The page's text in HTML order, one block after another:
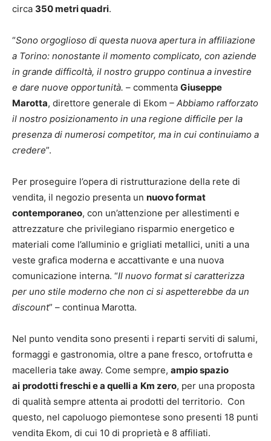
circa 350 metri quadri.
“Sono orgoglioso di questa nuova apertura in affiliazione
a Torino: nonostante il momento complicato, con aziende
in grande difficoltà, il nostro gruppo continua a investire
e dare nuove opportunità. – commenta Giuseppe
Marotta, direttore generale di Ekom – Abbiamo rafforzato
il nostro posizionamento in una regione difficile per la
presenza di numerosi competitor, ma in cui continuiamo a
credere”.
Per proseguire l’opera di ristrutturazione della rete di
vendita, il negozio presenta un nuovo format
contemporaneo, con un’attenzione per allestimenti e
attrezzature che privilegiano risparmio energetico e
materiali come l’alluminio e grigliati metallici, uniti a una
veste grafica moderna e accattivante e una nuova
comunicazione interna. “Il nuovo format si caratterizza
per uno stile moderno che non ci si aspetterebbe da un
discount” – continua Marotta.
Nel punto vendita sono presenti i reparti serviti di salumi,
formaggi e gastronomia, oltre a pane fresco, ortofrutta e
macelleria take away. Come sempre, ampio spazio
ai prodotti freschi e a quelli a Km zero, per una proposta
di qualità sempre attenta ai prodotti del territorio. Con
questo, nel capoluogo piemontese sono presenti 18 punti
vendita Ekom, di cui 10 di proprietà e 8 affiliati.